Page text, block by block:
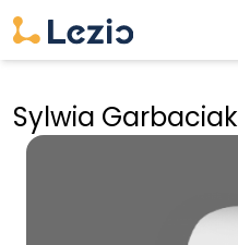
Sylwia Garbaciak